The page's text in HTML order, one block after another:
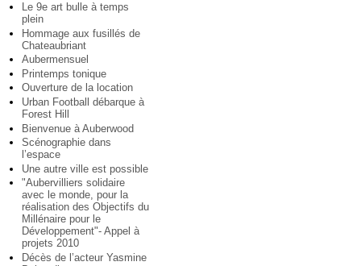
Le 9e art bulle à temps
plein
Hommage aux fusillés de
Chateaubriant
Aubermensuel
Printemps tonique
Ouverture de la location
Urban Football débarque à
Forest Hill
Bienvenue à Auberwood
Scénographie dans
l’espace
Une autre ville est possible
"Aubervilliers solidaire
avec le monde, pour la
réalisation des Objectifs du
Millénaire pour le
Développement"- Appel à
projets 2010
Décès de l’acteur Yasmine